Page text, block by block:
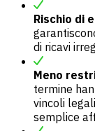
Rischio di
di ricavi
Meno
termine
vincoli
semplice